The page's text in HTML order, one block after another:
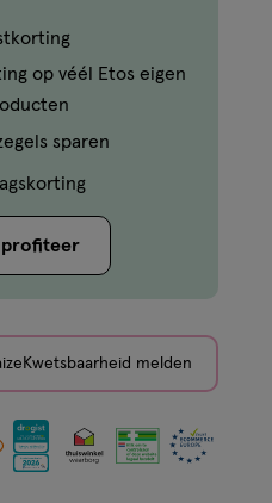
op véél Etos eigen
sparen
profiteer
Kwetsbaarheid melden